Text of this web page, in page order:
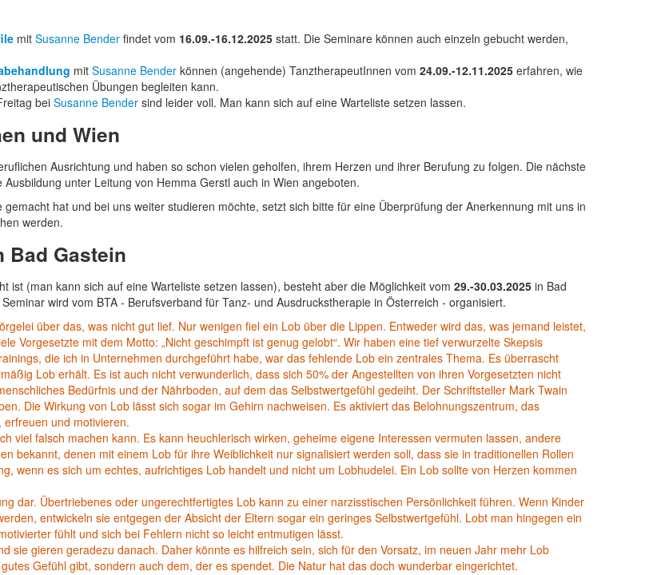
mit Susanne Bender findet vom 16.09.-16.12.2025 statt. Die Seminare können auch einzeln gebucht werden,
mit Susanne Bender können (angehende) TanztherapeutInnen vom 24.09.-12.11.2025 erfahren, wie
Übungen begleiten kann.
bei Susanne Bender sind leider voll. Man kann sich auf eine Warteliste setzen lassen.
und Wien
Aus­rich­tung und haben so schon vielen geholfen, ihrem Herzen und ihrer Berufung zu folgen. Die nächste
unter Leitung von Hemma Gerstl auch in Wien angeboten.
hat und bei uns weiter studieren möchte, setzt sich bitte für eine Überprüfung der Anerkennung mit uns in
werden.
Bad Gastein
ist (man kann sich auf eine Warteliste setzen lassen), besteht aber die Möglichkeit vom 29.-30.03.2025 in Bad
wird vom BTA - Berufsverband für Tanz- und Ausdruckstherapie in Österreich - organisiert.
über das, was nicht gut lief. Nur wenigen fiel ein Lob über die Lippen. Entweder wird das, was jemand leistet,
Vorgesetzte mit dem Motto: „Nicht geschimpft ist genug gelobt“. Wir haben eine tief verwurzelte Skepsis
die ich in Unternehmen durchgeführt habe, war das fehlende Lob ein zentrales Thema. Es überrascht
Lob erhält. Es ist auch nicht verwunderlich, dass sich 50% der Angestellten von ihren Vorgesetzten nicht
Bedürfnis und der Nährboden, auf dem das Selbstwertgefühl gedeiht. Der Schriftsteller Mark Twain
Die Wirkung von Lob lässt sich sogar im Gehirn nachweisen. Es aktiviert das Belohnungszentrum, das
und motivieren.
viel falsch machen kann. Es kann heuchlerisch wirken, geheime eigene Interessen vermuten lassen, andere
bekannt, denen mit einem Lob für ihre Weiblichkeit nur signalisiert werden soll, dass sie in traditionellen Rollen
wenn es sich um echtes, aufrichtiges Lob handelt und nicht um Lobhudelei. Ein Lob sollte von Herzen kommen
dar. Übertriebenes oder ungerechtfertigtes Lob kann zu einer narzisstischen Persönlichkeit führen. Wenn Kinder
entwickeln sie entgegen der Absicht der Eltern sogar ein geringes Selbstwertgefühl. Lobt man hingegen ein
fühlt und sich bei Fehlern nicht so leicht entmutigen lässt.
sie gieren geradezu danach. Daher könnte es hilfreich sein, sich für den Vorsatz, im neuen Jahr mehr Lob
Gefühl gibt, sondern auch dem, der es spendet. Die Natur hat das doch wunderbar eingerichtet.